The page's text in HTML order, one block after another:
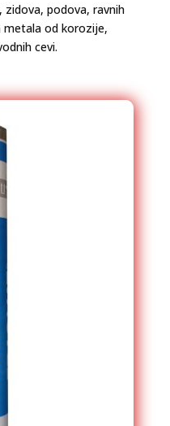
podova, ravnih
od korozije,
cevi.